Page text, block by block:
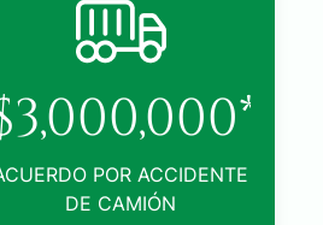
POR ACCIDENTE
DE TRÁFICO